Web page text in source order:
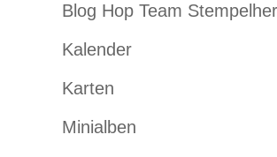
Blog Hop Team
Kalender
Karten
Minialben